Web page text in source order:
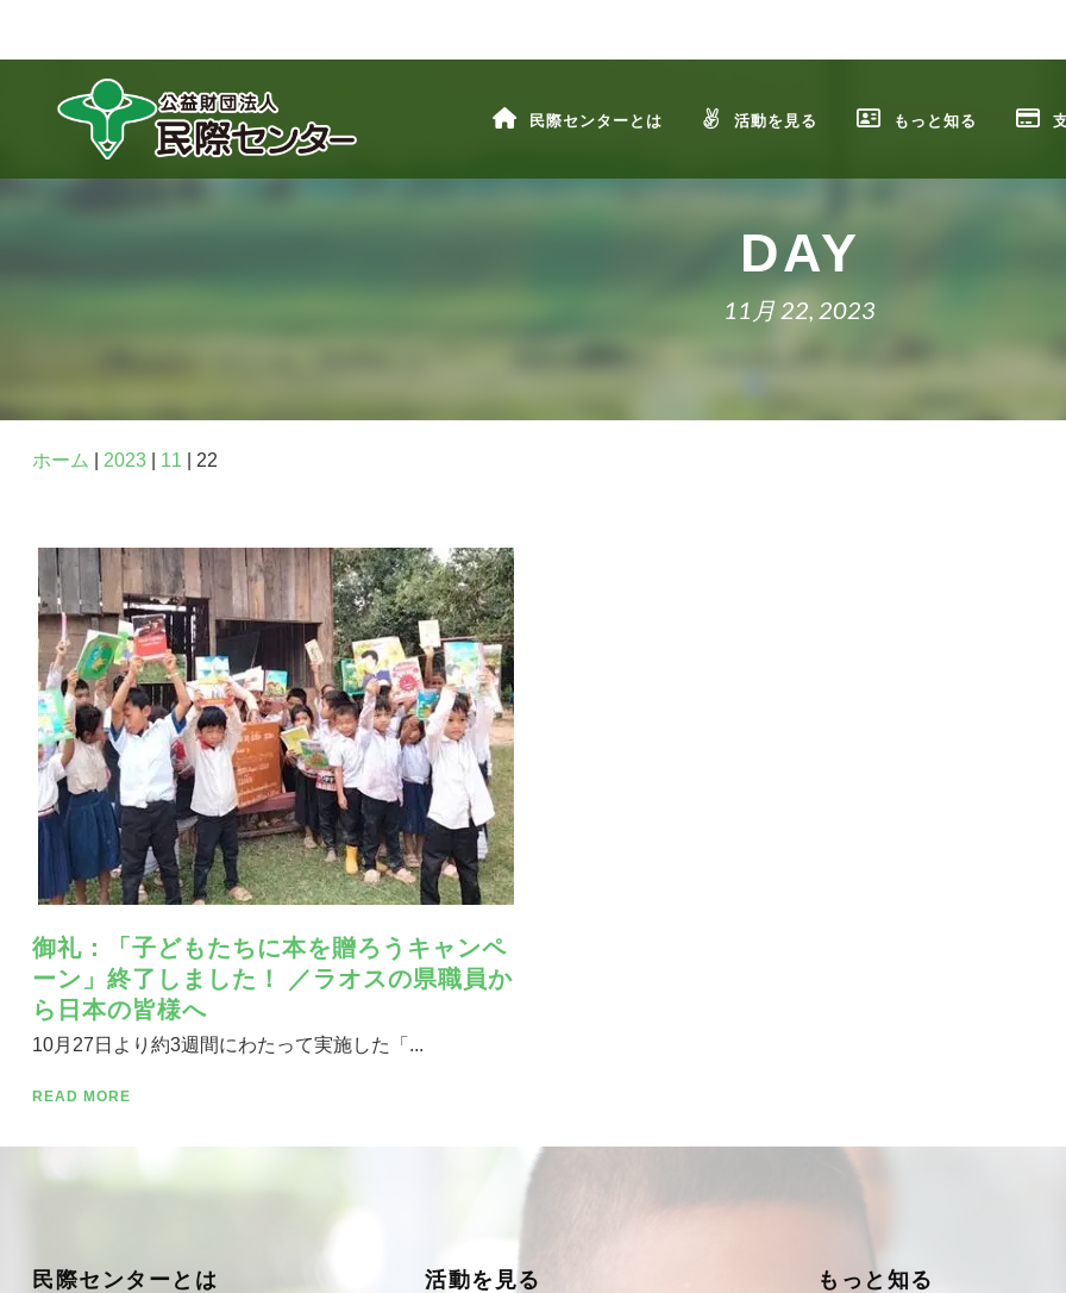
民際センターとは 活動を見る もっと知る
DAY
11月 22, 2023
ホーム 2023 11 22
御礼：「子どもたちに本を贈ろうキャンペ
ーン」終了しました！ ／ラオスの県職員か
ら日本の皆様へ
10月27日より約3週間にわたって実施した「...
READ MORE
民際センターとは 活動を見る もっと知る